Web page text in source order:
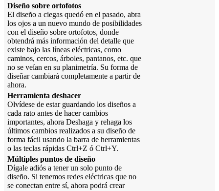
Diseño sobre ortofotos
El diseño a ciegas quedó en el pasado, abra
los ojos a un nuevo mundo de posibilidades
con el diseño sobre ortofotos, donde
obtendrá más información del detalle que
existe bajo las líneas eléctricas, como
caminos, cercos, árboles, pantanos, etc. que
no se veían en su planimetría. Su forma de
diseñar cambiará completamente a partir de
ahora.
Herramienta deshacer
Olvídese de estar guardando los diseños a
cada rato antes de hacer cambios
importantes, ahora Deshaga y rehaga los
últimos cambios realizados a su diseño de
forma fácil usando la barra de herramientas
o las teclas rápidas Ctrl+Z ó Ctrl+Y.
Múltiples puntos de diseño
Dígale adiós a tener un solo punto de
diseño. Si tenemos redes eléctricas que no
se conectan entre sí, ahora podrá crear